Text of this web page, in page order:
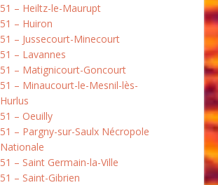
51 – Heiltz-le-Maurupt
51 – Huiron
51 – Jussecourt-Minecourt
51 – Lavannes
51 – Matignicourt-Goncourt
51 – Minaucourt-le-Mesnil-lès-
Hurlus
51 – Oeuilly
51 – Pargny-sur-Saulx Nécropole
Nationale
51 – Saint Germain-la-Ville
51 – Saint-Gibrien